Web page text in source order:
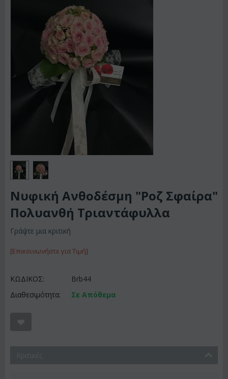
Νυφική Ανθοδέσμη "Ροζ Σφαίρα"
Πολυανθή Τριαντάφυλλα
Γράψτε μια κριτική
[Επικοινωνήστε για Τιμή]
ΚΩΔΙΚΟΣ:
Brb44
Διαθεσιμότητα:
Σε Απόθεμα